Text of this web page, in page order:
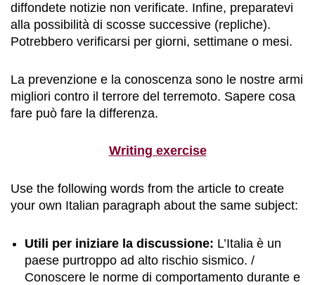
diffondete notizie non verificate. Infine, preparatevi
alla possibilità di scosse successive (repliche).
Potrebbero verificarsi per giorni, settimane o mesi.
La prevenzione e la conoscenza sono le nostre armi
migliori contro il terrore del terremoto. Sapere cosa
fare può fare la differenza.
Writing exercise
Use the following words from the article to create
your own Italian paragraph about the same subject:
Utili per iniziare la discussione: L’Italia è un
paese purtroppo ad alto rischio sismico. /
Conoscere le norme di comportamento durante e